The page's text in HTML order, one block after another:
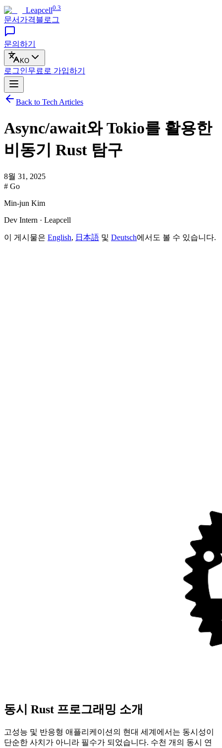
Leapcell0.3
문서 가격블로그
문의하기
KO
로그인무료로 가입하기
Back to Tech Articles
Async/await와 Tokio를 활용한
비동기 Rust 탐구
8월 31, 2025
# Go
Min-jun Kim
Dev Intern · Leapcell
이 게시물은 English, 日本語 및 Deutsch에서도 볼 수 있습니다.
동시 Rust 프로그래밍 소개
고성능 및 반응형 애플리케이션의 현대 세계에서는 동시성이
단순한 사치가 아니라 필수가 되었습니다. 수천 개의 동시 연